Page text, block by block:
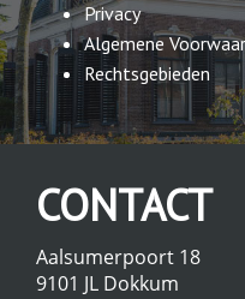
Privacy
Algemene
Rechtsgebieden
CONTACT
Aalsumerpoort 18
9101 JL Dokkum